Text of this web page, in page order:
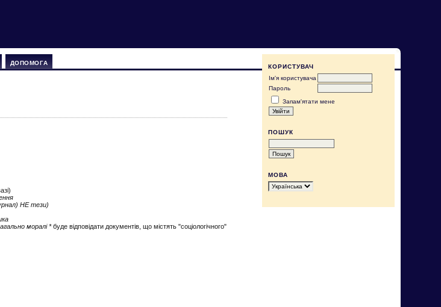
КОРИСТУВАЧ
Ім'я користувача
Пароль
Запам'ятати мене
ПОШУК
МОВА
ДОПОМОГА
НЕ тези)
моралі *буде відповідати документів, що містять "соціологічного"